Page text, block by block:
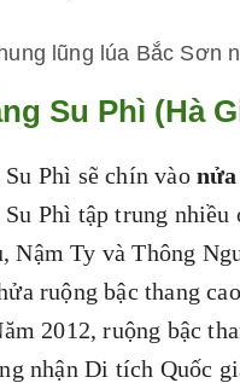
lũng lúa Bắc Sơn
Su Phì (Hà
Phì sẽ chín vào
Phì tập trung
Nậm Ty và Thông
ruộng bậc thang
2012, ruộng bậc
nhận Di tích Quốc